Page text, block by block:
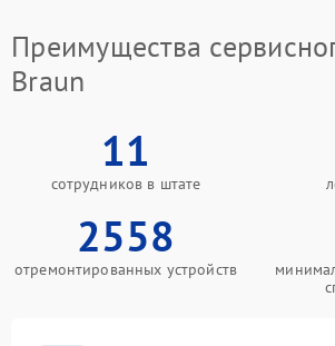
Преимущества
Braun
11
сотрудников в штате
2558
отремонтированных устройств